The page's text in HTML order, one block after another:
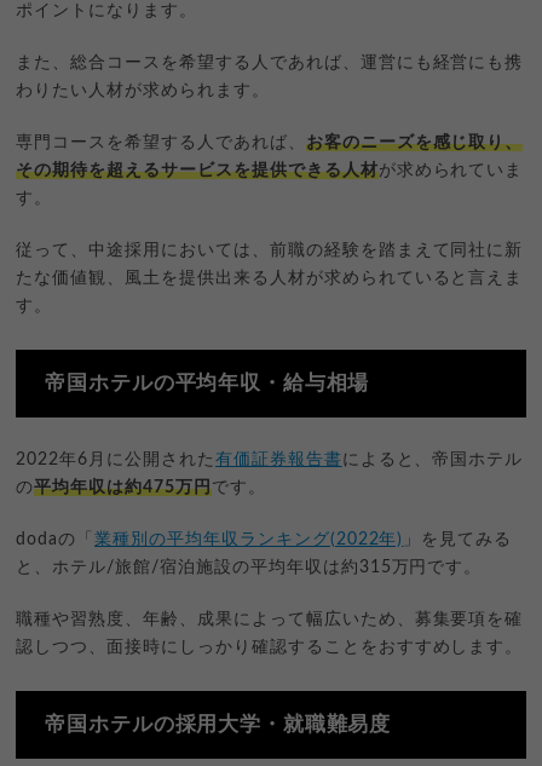
ポイントになります。
また、総合コースを希望する人であれば、運営にも経営にも携
わりたい人材が求められます。
専門コースを希望する人であれば、 お客のニーズを感じ取り、
その期待を超えるサービスを提供できる人材が求められていま
す。
従って、中途採用においては、前職の経験を踏まえて同社に新
たな価値観、風土を提供出来る人材が求められていると言えま
す。
帝国ホテルの平均年収・給与相場
2022年6月に公開された 有価証券報告書によると、帝国ホテル
の平均年収は約475万円です。
dodaの「業種別の平均年収ランキング(2022年) 」を見てみる
と、ホテル/旅館/宿泊施設の平均年収は約315万円です。
職種や習熟度、年齢、成果によって幅広いため、募集要項を確
認しつつ、面接時にしっかり確認することをおすすめします。
帝国ホテルの採用大学・就職難易度